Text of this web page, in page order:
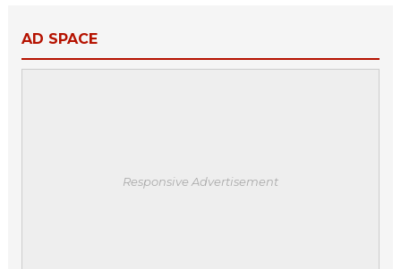
AD SPACE
Responsive Advertisement